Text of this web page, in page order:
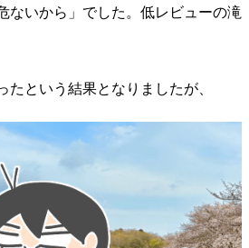
ないから」でした。低レビューの滝
たという結果となりましたが、